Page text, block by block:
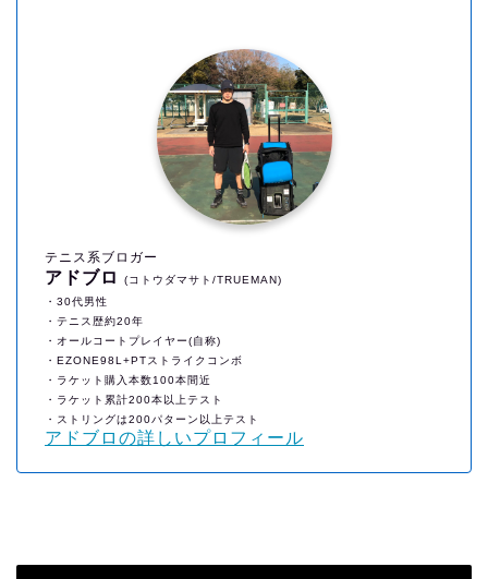
テニス系ブロガー
アドブロ
(コトウダマサト/TRUEMAN)
・30代男性
・テニス歴約20年
・オールコートプレイヤー(自称)
・EZONE98L+PTストライクコンボ
・ラケット購入本数100本間近
・ラケット累計200本以上テスト
・ストリングは200パターン以上テスト
アドブロの詳しいプロフィール